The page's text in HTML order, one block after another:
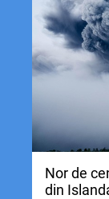
Nor de
din